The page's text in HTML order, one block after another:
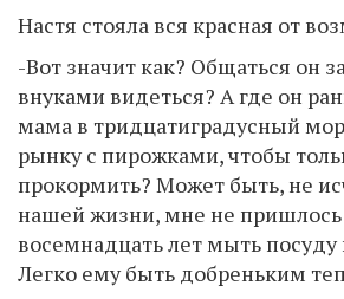
Настя стояла вся красная от
-Вот значит как? Общаться он
внуками видеться? А где он
мама в тридцатиградусный
рынку с пирожками, чтобы
прокормить? Может быть, не
нашей жизни, мне не
восемнадцать лет мыть посуду
Легко ему быть добреньким